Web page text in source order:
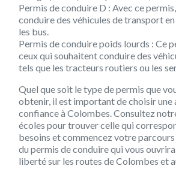
Permis de conduire D : Avec ce
conduire des véhicules de transport
les bus.
Permis de conduire poids lourds : Ce
ceux qui souhaitent conduire des
tels que les tracteurs routiers ou les
Quel que soit le type de permis que
obtenir, il est important de choisir une
confiance à Colombes. Consultez
écoles pour trouver celle qui
besoins et commencez votre
du permis de conduire qui vous
liberté sur les routes de Colombes et